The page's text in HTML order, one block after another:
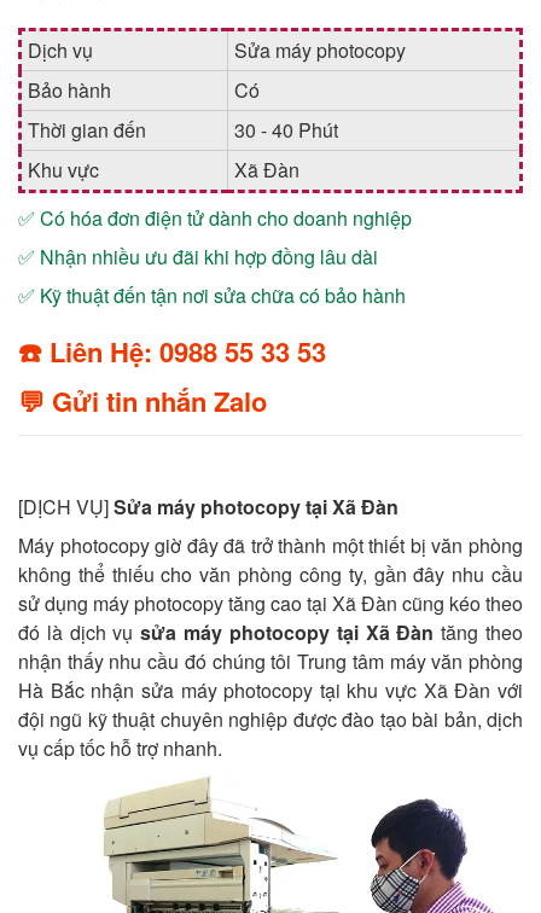
Dịch vụ
Sửa máy photocopy
Bảo hành
Có
Thời gian đến
30 - 40 Phút
Khu vực
Xã Đàn
✅ Có hóa đơn điện tử dành cho doanh nghiệp
✅ Nhận nhiều ưu đãi khi hợp đồng lâu dài
✅ Kỹ thuật đến tận nơi sửa chữa có bảo hành
☎️ Liên Hệ: 0988 55 33 53
💬 Gửi tin nhắn Zalo
[DỊCH VỤ]Sửa máy photocopy tại Xã Đàn
Máy photocopy giờ đây đã trở thành một thiết bị văn phòng
không thể thiếu cho văn phòng công ty, gần đây nhu cầu
sử dụng máy photocopy tăng cao tại Xã Đàn cũng kéo theo
đó là dịch vụsửa máy photocopy tại Xã Đàn tăng theo
nhận thấy nhu cầu đó chúng tôi Trung tâm máy văn phòng
Hà Bắc nhận sửa máy photocopy tại khu vực Xã Đàn với
đội ngũ kỹ thuật chuyên nghiệp được đào tạo bài bản, dịch
vụ cấp tốc hỗ trợ nhanh.